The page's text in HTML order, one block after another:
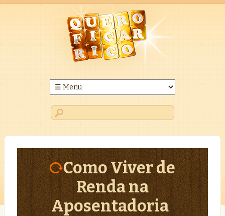
Como Viver de
Renda na
Aposentadoria